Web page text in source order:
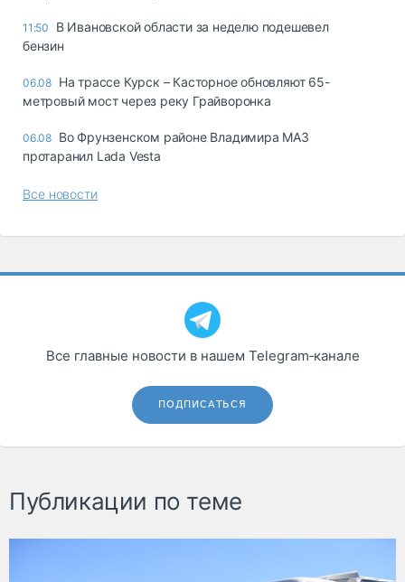
11:50
В Ивановской области за неделю подешевел
бензин
06.08 На трассе Курск – Касторное обновляют 65-
метровый мост через реку Грайворонка
06.08 Во Фрунзенском районе Владимира МАЗ
протаранил Lada Vesta
Все новости
Все главные новости в нашем Telegram‑канале
ПОДПИСАТЬСЯ
Публикации по теме